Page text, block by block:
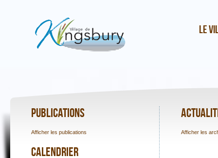
Le
Publications
Afficher les publications
Calendrier
Afficher les